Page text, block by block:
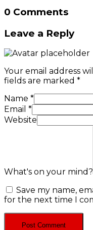
0 Comments
Leave a Reply
Your email address
fields are marked *
Name *
Email *
Website
What's on your mind?
Save my name,
for the next time I